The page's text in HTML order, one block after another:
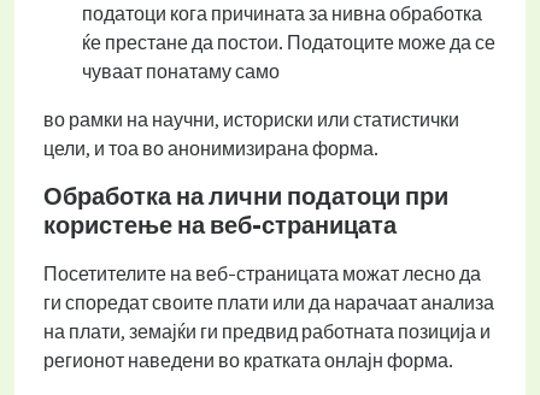
податоци кога причината за нивна обработка
ќе престане да постои. Податоците може да се
чуваат понатаму само
во рамки на научни, историски или статистички
цели, и тоа во анонимизирана форма.
Обработка на лични податоци при
користење на веб-страницата
Посетителите на веб-страницата можат лесно да
ги споредат своите плати или да нарачаат анализа
на плати, земајќи ги предвид работната позиција и
регионот наведени во кратката онлајн форма.